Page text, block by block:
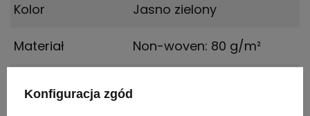
Kolor Jasno zielony
Materiał Non-woven: 80 g/m²
pochodzenia
Konfiguracja zgód